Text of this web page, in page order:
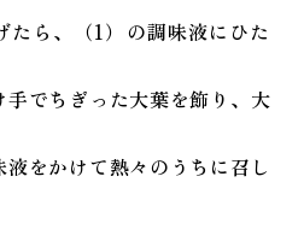
たら、（1）の調味液にひた
でちぎった大葉を飾り、大
をかけて熱々のうちに召し